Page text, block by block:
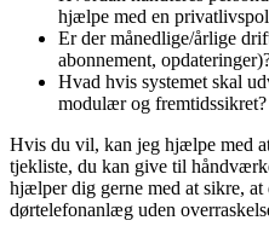
hjælpe med en
Er der månedlige/årlige
abonnement,
Hvad hvis systemet skal
modulær og fremtidssikret?
Hvis du vil, kan jeg hjælpe med
tjekliste, du kan give til
hjælper dig gerne med at sikre,
dørtelefonanlæg uden